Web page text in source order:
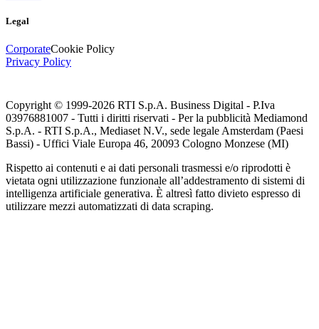
Legal
CorporateCookie Policy
Privacy Policy
Copyright © 1999-2026 RTI S.p.A. Business Digital - P.Iva
03976881007 - Tutti i diritti riservati - Per la pubblicità Mediamond
S.p.A. - RTI S.p.A., Mediaset N.V., sede legale Amsterdam (Paesi
Bassi) - Uffici Viale Europa 46, 20093 Cologno Monzese (MI)
Rispetto ai contenuti e ai dati personali trasmessi e/o riprodotti è
vietata ogni utilizzazione funzionale all’addestramento di sistemi di
intelligenza artificiale generativa. È altresì fatto divieto espresso di
utilizzare mezzi automatizzati di data scraping.